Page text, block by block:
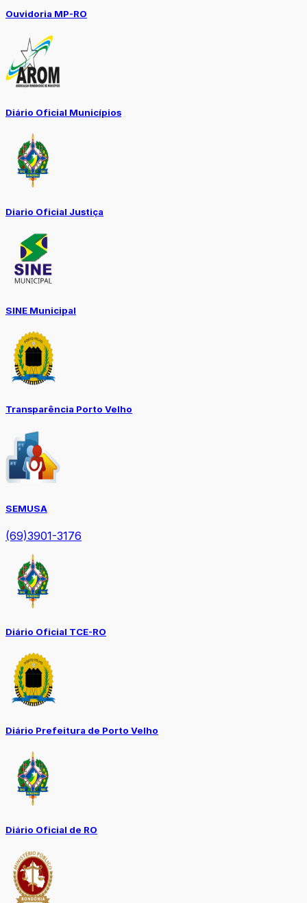
Ouvidoria MP-RO
Diário Oficial Municípios
Diario Oficial Justiça
SINE Municipal
Transparência Porto Velho
SEMUSA
(69)3901-3176
Diário Oficial TCE-RO
Diário Prefeitura de Porto Velho
Diário Oficial de RO